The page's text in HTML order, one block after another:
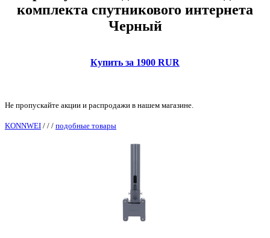
комплекта спутникового интернета
Черный
Купить за 1900 RUR
Не пропускайте акции и распродажи в нашем магазине.
KONNWEI / / / подобные товары